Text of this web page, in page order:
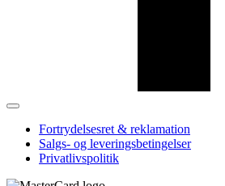
Fortrydelsesret & reklamation
Salgs- og leveringsbetingelser
Privatlivspolitik